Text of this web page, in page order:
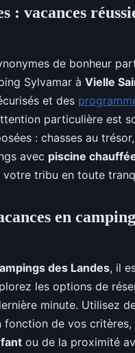
: vacances
de bonheur
Sylvamar à Vielle
et des
particulière est
: chasses au
avec piscine
tribu en toute
en
des Landes, il
les options de
minute. Utilisez
fonction de vos critères,
ou de la proximité